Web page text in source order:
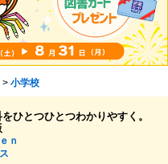
> 小学校
ひとつひとつわかりやすく。
ｎ